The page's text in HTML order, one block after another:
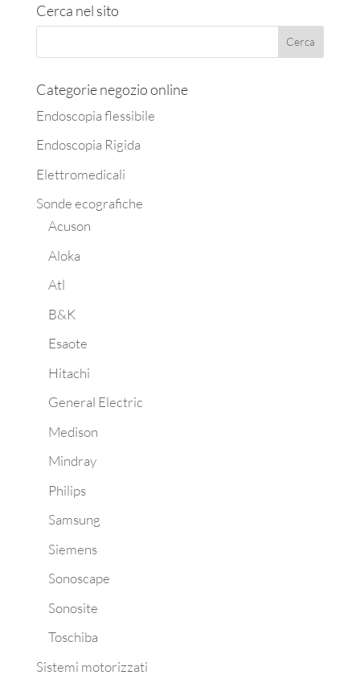
Cerca nel sito
Categorie negozio online
Endoscopia flessibile
Endoscopia Rigida
Elettromedicali
Sonde ecografiche
Acuson
Aloka
Atl
B&K
Esaote
Hitachi
General Electric
Medison
Mindray
Philips
Samsung
Siemens
Sonoscape
Sonosite
Toschiba
Sistemi motorizzati